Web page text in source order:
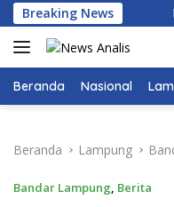
Langsung
ke
konten
Breaking News
2026 FK
Beranda Nasional
Beranda Lampung
Bandar Lampung, Berita